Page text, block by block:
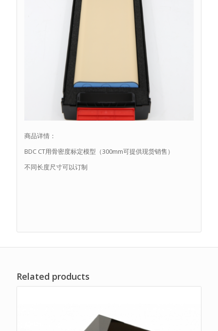
商品详情：
BDC CT用骨密度标定模型（300mm可提供现货销售）
不同长度尺寸可以订制
Related products